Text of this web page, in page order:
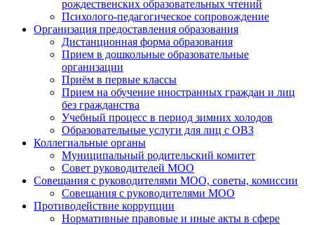
рождественских образовательных чтений
Психолого-педагогическое сопровождение
Организация предоставления образования
Дистанционная форма образования
Прием в дошкольные образовательные
организации
Приём в первые классы
Прием на обучение иностранных граждан и лиц
без гражданства
Учебный процесс в период зимних холодов
Образовательные услуги для лиц с ОВЗ
Коллегиальные органы
Муниципальный родительский комитет
Совет руководителей МОО
Совещания с руководителями МОО, советы, комиссии
Совещания с руководителями МОО
Противодействие коррупции
Нормативные правовые и иные акты в сфере